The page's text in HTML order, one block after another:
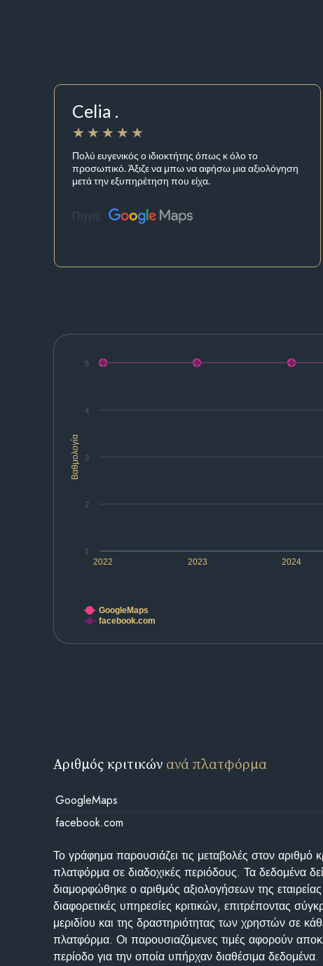
Celia .
Πολύ ευγενικός ο ιδιοκτήτης όπως κ όλο το
προσωπικό. Άξιζε να μπω να αφήσω μια αξιολόγηση
μετά την εξυπηρέτηση που είχα.
Πηγή:
Βαθμολογία
2022 2023 2024
1
2
3
4
5
GoogleMaps
facebook.com
Αριθμός κριτικών ανά πλατφόρμα
GoogleMaps
facebook.com
Το γράφημα παρουσιάζει τις μεταβολές στον αριθμό
πλατφόρμα σε διαδοχικές περιόδους. Τα δεδομένα
διαμορφώθηκε ο αριθμός αξιολογήσεων της
διαφορετικές υπηρεσίες κριτικών, επιτρέποντας
μεριδίου και της δραστηριότητας των χρηστών σε
πλατφόρμα. Οι παρουσιαζόμενες τιμές αφορούν
περίοδο για την οποία υπήρχαν διαθέσιμα δεδομένα.